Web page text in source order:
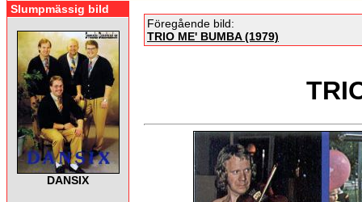
Slumpmässig bild
DANSIX
Föregående bild:
TRIO ME' BUMBA (1979)